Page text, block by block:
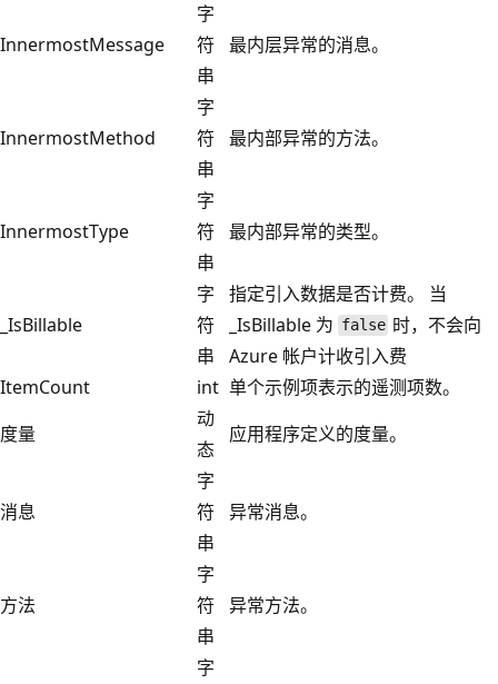
InnermostMessage
字
符
串
最内层异常的消息。
InnermostMethod
字
符
串
最内部异常的方法。
InnermostType
字
符
串
最内部异常的类型。
_IsBillable
字
符
串
指定引入数据是否计费。 当
_IsBillable 为 false 时，不会向
Azure 帐户计收引入费
ItemCount
int 单个示例项表示的遥测项数。
度量
动
态
应用程序定义的度量。
消息
字
符
串
异常消息。
方法
字
符
串
异常方法。
字